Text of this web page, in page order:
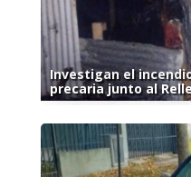
Investigan el
precaria junto al